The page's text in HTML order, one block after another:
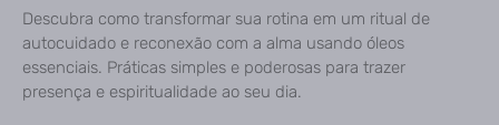
Descubra como transformar sua rotina em um ritual de
autocuidado e reconexão com a alma usando óleos
essenciais. Práticas simples e poderosas para trazer
presença e espiritualidade ao seu dia.